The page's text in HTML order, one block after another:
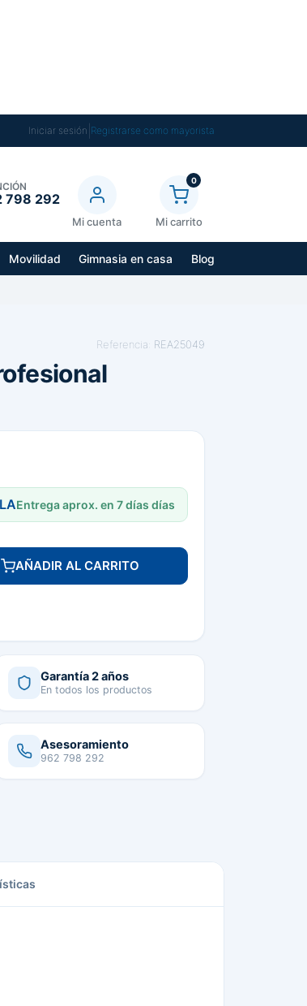
Iniciar sesión Registrarse como mayorista
798 292
Mi cuenta
0
Mi carrito
Movilidad Gimnasia en casa Blog
Referencia: REA25049
Entrega aprox. en 7 días días
AÑADIR AL CARRITO
Garantía 2 años
En todos los productos
Asesoramiento
962 798 292